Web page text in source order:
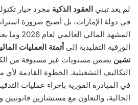
لم يعد تبني العقود الذكية مجرد خيار
في دولة الإمارات، بل أصبح ضرورة
المشهد
الورقية التقليدية إلى أتمتة العمليات
تشين يضمن مستويات غير مسبوقة من
التكاليف التشغيلية. الخطوة القادمة
في المبادرة الفورية بإجراء عمليات
الحالية، والتعاون مع مستشارين قانونيين